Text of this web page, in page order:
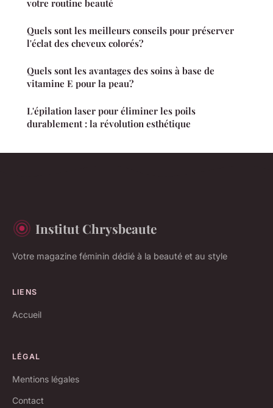
votre routine beauté
Quels sont les meilleurs conseils pour préserver
l'éclat des cheveux colorés?
Quels sont les avantages des soins à base de
vitamine E pour la peau?
L'épilation laser pour éliminer les poils
durablement : la révolution esthétique
Institut Chrysbeaute
Votre magazine féminin dédié à la beauté et au style
LIENS
Accueil
LÉGAL
Mentions légales
Contact